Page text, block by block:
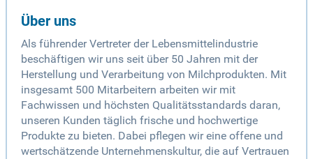
Über uns
Als führender Vertreter der Lebensmittelindustrie
beschäftigen wir uns seit über 50 Jahren mit der
Herstellung und Verarbeitung von Milchprodukten. Mit
insgesamt 500 Mitarbeitern arbeiten wir mit
Fachwissen und höchsten Qualitätsstandards daran,
unseren Kunden täglich frische und hochwertige
Produkte zu bieten. Dabei pflegen wir eine offene und
wertschätzende Unternehmenskultur, die auf Vertrauen